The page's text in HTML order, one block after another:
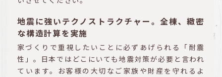
地震に強いテクノストラクチャー。全棟、緻密
な構造計算を実施
家づくりで重視したいことに必ずあげられる「耐震
性」。日本ではどこにいても地震対策が必要と言われ
ています。お客様の大切なご家族や財産を守れるよ